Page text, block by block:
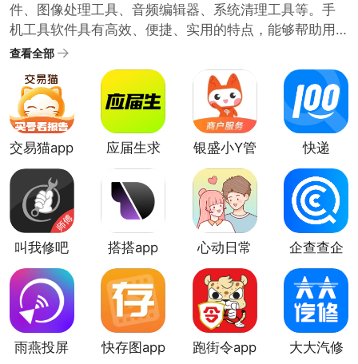
件、图像处理工具、音频编辑器、系统清理工具等。手
机工具软件具有高效、便捷、实用的特点，能够帮助用
户快速完成特定的任务或操作。随着智能手机的普及和
移动互联网的发展，工具类APP的需求也在不断增加。最
全工具软件合集中收录了很多实用的工具软件，都是用
的比较多的免费工具软件，下载使用可以提高工作效率
和生活质量。
查看全部
交易猫app
应届生求
职app
银盛小Y管
家app
快递
100app
叫我修吧
技术端
搭搭app
心动日常
app
企查查企
业信用查
询app
雨燕投屏
快存图app 跑街令app
大大汽修